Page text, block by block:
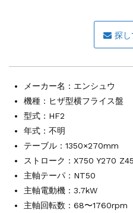
探し
メーカー名： エンシュウ
機種：ヒザ型横フライス盤
型式：HF2
年式：不明
テーブル：1350×270mm
ストローク：X750 Y270
主軸テーパ：NT50
主軸電動機：3.7kW
主軸回転数：68〜1760rpm